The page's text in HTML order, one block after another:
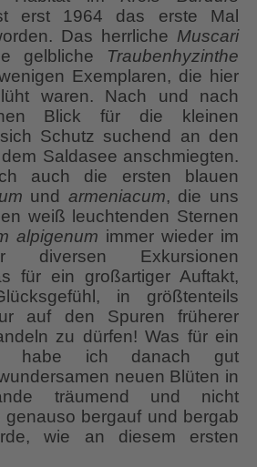
erst 1964 das erste Mal
Das herrliche Muscari
gelbliche Traubenhyzinthe
Exemplaren, die hier
waren. Nach und nach
Blick für die kleinen
Schutz suchend an den
Saldasee anschmiegten.
auch die ersten blauen
und armeniacum, die uns
weiß leuchtenden Sternen
alpigenum immer wieder im
diversen Exkursionen
für ein großartiger Auftakt,
in größtenteils
auf den Spuren früherer
zu dürfen! Was für ein
habe ich danach gut
neuen Blüten in
träumend und nicht
bergauf und bergab
wie an diesem ersten